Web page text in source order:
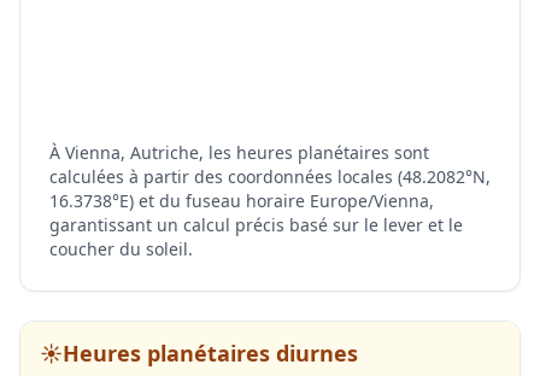
À Vienna, Autriche, les heures planétaires sont
calculées à partir des coordonnées locales (48.2082°N,
16.3738°E) et du fuseau horaire Europe/Vienna,
garantissant un calcul précis basé sur le lever et le
coucher du soleil.
☀️Heures planétaires diurnes